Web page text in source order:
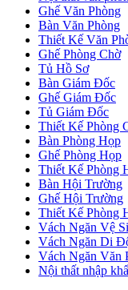
Ghế Văn Phòng
Bàn Văn Phòng
Thiết Kế Văn
Ghế Phòng Chờ
Tủ Hồ Sơ
Bàn Giám Đốc
Ghế Giám Đốc
Tủ Giám Đốc
Thiết Kế Phòng
Bàn Phòng Họp
Ghế Phòng Họp
Thiết Kế Phòng
Bàn Hội Trường
Ghế Hội Trường
Thiết Kế Phòng
Vách Ngăn Vệ
Vách Ngăn Di
Vách Ngăn Văn
Nội thất nhập